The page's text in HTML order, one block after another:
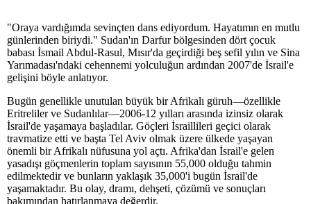
"Oraya vardığımda sevinçten dans ediyordum. Hayatımın en mutlu
günlerinden biriydi." Sudan'ın Darfur bölgesinden dört çocuk
babası İsmail Abdul-Rasul, Mısır'da geçirdiği beş sefil yılın ve Sina
Yarımadası'ndaki cehennemi yolculuğun ardından 2007'de İsrail'e
gelişini böyle anlatıyor.
Bugün genellikle unutulan büyük bir Afrikalı güruh—özellikle
Eritreliler ve Sudanlılar—2006-12 yılları arasında izinsiz olarak
İsrail'de yaşamaya başladılar. Göçleri İsraillileri geçici olarak
travmatize etti ve başta Tel Aviv olmak üzere ülkede yaşayan
önemli bir Afrikalı nüfusuna yol açtı. Afrika'dan İsrail'e gelen
yasadışı göçmenlerin toplam sayısının 55,000 olduğu tahmin
edilmektedir ve bunların yaklaşık 35,000'i bugün İsrail'de
yaşamaktadır. Bu olay, dramı, dehşeti, çözümü ve sonuçları
bakımından hatırlanmaya değerdir.